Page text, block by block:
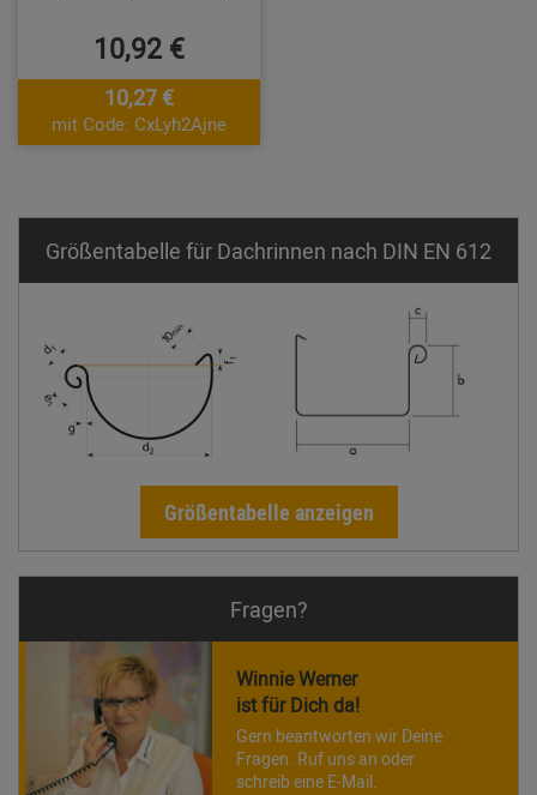
10,92 €
10,27 €
mit Code: CxLyh2Ajne
Größentabelle für Dachrinnen nach DIN EN 612
Größentabelle anzeigen
Fragen?
Winnie Werner
ist für Dich da!
Gern beantworten wir Deine
Fragen. Ruf uns an oder
schreib eine E-Mail.